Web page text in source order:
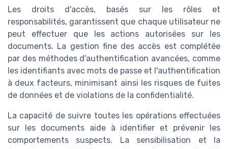
Les droits d'accès, basés sur les rôles et
responsabilités, garantissent que chaque utilisateur ne
peut effectuer que les actions autorisées sur les
documents. La gestion fine des accès est complétée
par des méthodes d'authentification avancées, comme
les identifiants avec mots de passe et l'authentification
à deux facteurs, minimisant ainsi les risques de fuites
de données et de violations de la confidentialité.
La capacité de suivre toutes les opérations effectuées
sur les documents aide à identifier et prévenir les
comportements suspects. La sensibilisation et la